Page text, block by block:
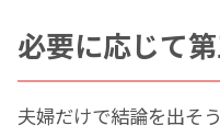
必要に応じて
夫婦だけで結論を出そ